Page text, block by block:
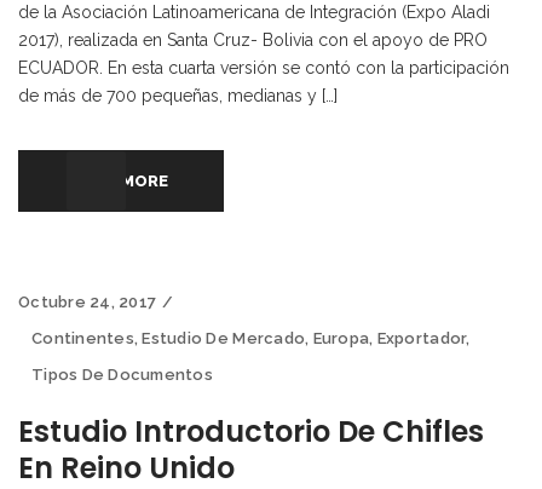
de la Asociación Latinoamericana de Integración (Expo Aladi
2017), realizada en Santa Cruz- Bolivia con el apoyo de PRO
ECUADOR. En esta cuarta versión se contó con la participación
de más de 700 pequeñas, medianas y […]
READ MORE
Octubre 24, 2017
Continentes,Estudio De Mercado, Europa, Exportador,
Tipos De Documentos
Estudio Introductorio De Chifles
En Reino Unido